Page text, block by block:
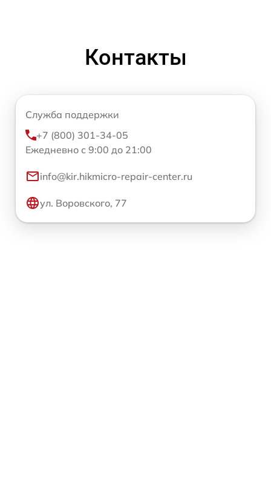
Контакты
Служба поддержки
+7 (800) 301-34-05
Ежедневно с 9:00 до 21:00
info@kir.hikmicro-repair-center.ru
ул. Воровского, 77